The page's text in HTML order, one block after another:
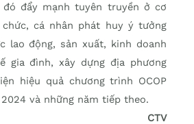
đẩy mạnh tuyên truyền ở cơ
cá nhân phát huy ý tưởng
lao động, sản xuất, kinh doanh
gia đình, xây dựng địa phương
hiệu quả chương trình OCOP
và những năm tiếp theo.
CTV